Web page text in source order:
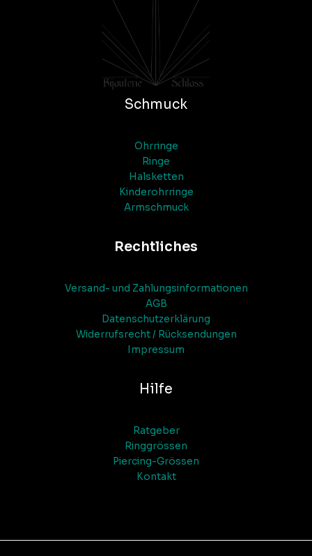
Schmuck
Ohrringe
Ringe
Halsketten
Kinderohrringe
Armschmuck
Rechtliches
Versand- und Zahlungsinformationen
AGB
Datenschutzerklärung
Widerrufsrecht / Rücksendungen
Impressum
Hilfe
Ratgeber
Ringgrössen
Piercing-Grössen
Kontakt